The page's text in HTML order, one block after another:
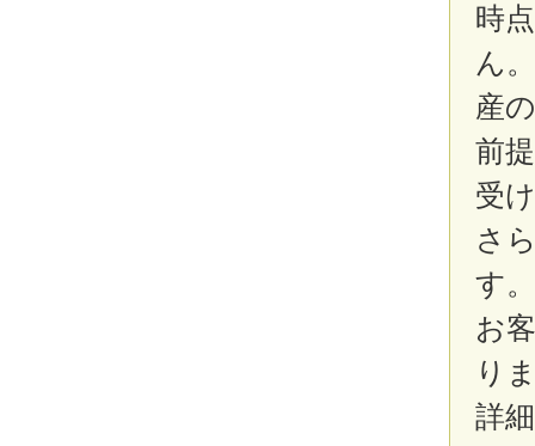
時
ん
産
前
受
さ
す。
お
り
詳